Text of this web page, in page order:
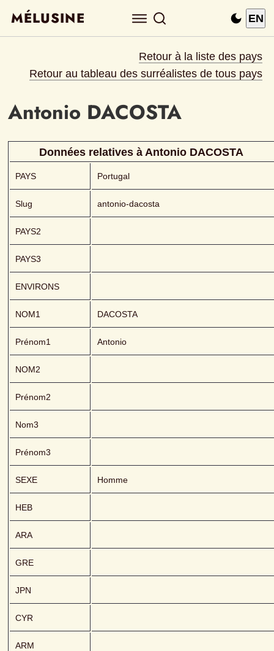
MÉLUSINE EN
Retour à la liste des pays
Retour au tableau des surréalistes de tous pays
Antonio DACOSTA
Données relatives à Antonio DACOSTA
PAYS Portugal
Slug antonio-dacosta
PAYS2
PAYS3
ENVIRONS
NOM1 DACOSTA
Prénom1 Antonio
NOM2
Prénom2
Nom3
Prénom3
SEXE Homme
HEB
ARA
GRE
JPN
CYR
ARM